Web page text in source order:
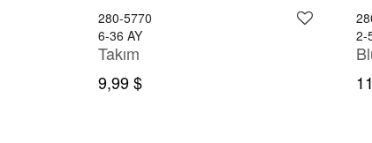
280-5770
6-36 AY
Takım
9,99 $
2-